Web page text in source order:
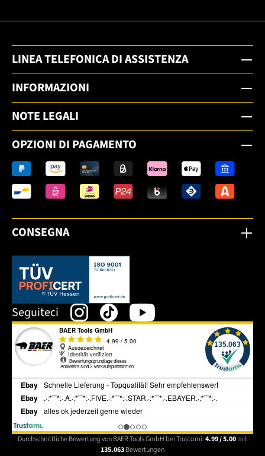
LINEA TELEFONICA DI ASSISTENZA
INFORMAZIONI
NOTE LEGALI
OPZIONI DI PAGAMENTO
CONSEGNA
Dieser Link öffnet sich in einem neuen Tab.
Seguiteci
Durchschnittliche Bewertung von BAER Tools GmbH bei Trustami:4.99 / 5.00mit
135.063Bewertungen